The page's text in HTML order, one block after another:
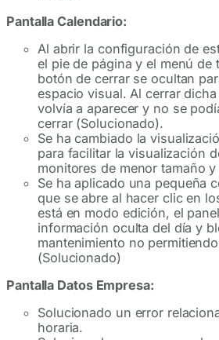
Pantalla Calendario:
Al abrir la configuración de
el pie de página y el menú
botón de cerrar se ocultan
espacio visual. Al cerrar
volvía a aparecer y no se
cerrar (Solucionado).
Se ha cambiado la
para facilitar la visualización
monitores de menor tamaño
Se ha aplicado una pequeña
que se abre al hacer clic en
está en modo edición, el
información oculta del día y
mantenimiento no
(Solucionado)
Pantalla Datos Empresa:
Solucionado un error
horaria.